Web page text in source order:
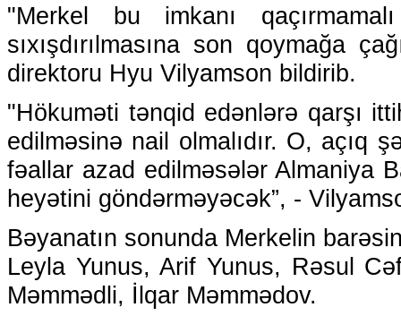
"Merkel bu imkanı
sıxışdırılmasına son qoymağa
direktoru Hyu Vilyamson bildirib.
"Hökuməti tənqid edənlərə qarşı
edilməsinə nail olmalıdır. O, açıq
fəallar azad edilməsələr Almaniya
heyətini göndərməyəcək”, -
Bəyanatın sonunda Merkelin
Leyla Yunus, Arif Yunus, Rəsul
Məmmədli, İlqar Məmmədov.